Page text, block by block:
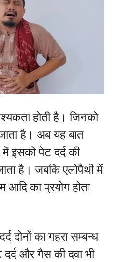
होती है। जिनको
है। अब यह बात
इसको पेट दर्द की
है। जबकि एलोपैथी में
आदि का प्रयोग होता
दोनों का गहरा सम्बन्ध
और गैस की दवा भी